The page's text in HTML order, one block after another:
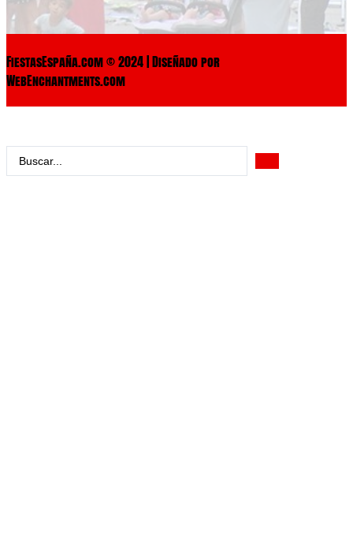
FiestasEspaña.com © 2024 | Diseñado por
WebEnchantments.com